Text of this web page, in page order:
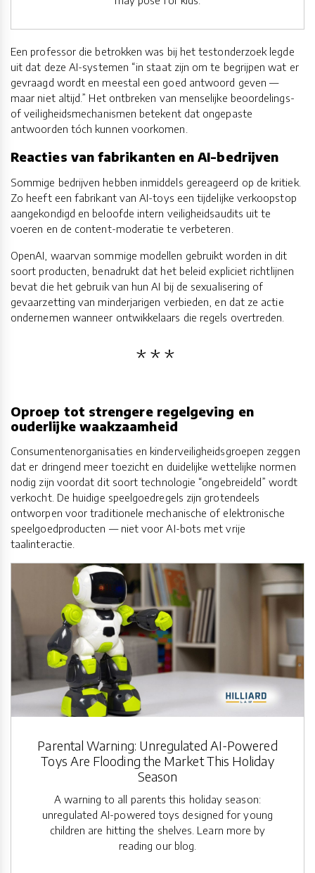
Een professor die betrokken was bij het testonderzoek legde
uit dat deze AI-systemen “in staat zijn om te begrijpen wat er
gevraagd wordt en meestal een goed antwoord geven —
maar niet altijd.” Het ontbreken van menselijke beoordelings-
of veiligheidsmechanismen betekent dat ongepaste
antwoorden tóch kunnen voorkomen.
Reacties van fabrikanten en AI-bedrijven
Sommige bedrijven hebben inmiddels gereageerd op de kritiek.
Zo heeft een fabrikant van AI-toys een tijdelijke verkoopstop
aangekondigd en beloofde intern veiligheidsaudits uit te
voeren en de content-moderatie te verbeteren.
OpenAI, waarvan sommige modellen gebruikt worden in dit
soort producten, benadrukt dat het beleid expliciet richtlijnen
bevat die het gebruik van hun AI bij de sexualisering of
gevaarzetting van minderjarigen verbieden, en dat ze actie
ondernemen wanneer ontwikkelaars die regels overtreden.
Oproep tot strengere regelgeving en
ouderlijke waakzaamheid
Consumentenorganisaties en kinderveiligheidsgroepen zeggen
dat er dringend meer toezicht en duidelijke wettelijke normen
nodig zijn voordat dit soort technologie “ongebreideld” wordt
verkocht. De huidige speelgoedregels zijn grotendeels
ontworpen voor traditionele mechanische of elektronische
speelgoedproducten — niet voor AI-bots met vrije
taalinteractie.
Parental Warning: Unregulated AI-Powered
Toys Are Flooding the Market This Holiday
Season
A warning to all parents this holiday season:
unregulated AI-powered toys designed for young
children are hitting the shelves. Learn more by
reading our blog.